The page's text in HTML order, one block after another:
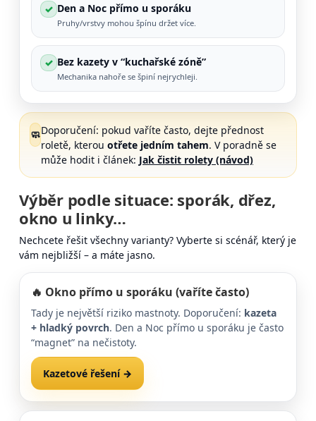
✓ Den a Noc přímo u sporáku
Pruhy/vrstvy mohou špínu držet více.
✓ Bez kazety v “kuchařské zóně”
Mechanika nahoře se špiní nejrychleji.
🧼Doporučení: pokud vaříte často, dejte přednost
roletě, kterou otřete jedním tahem. V poradně se
může hodit i článek: Jak čistit rolety (návod)
Výběr podle situace: sporák, dřez,
okno u linky…
Nechcete řešit všechny varianty? Vyberte si scénář, který je
vám nejbližší – a máte jasno.
🔥 Okno přímo u sporáku (vaříte často)
Tady je největší riziko mastnoty. Doporučení: kazeta
+ hladký povrch. Den a Noc přímo u sporáku je často
“magnet” na nečistoty.
Kazetové řešení →